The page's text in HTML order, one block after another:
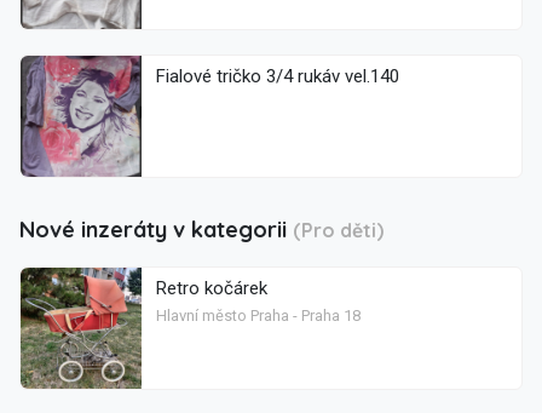
Fialové tričko 3/4 rukáv vel.140
Nové inzeráty v kategorii (Pro děti)
Retro kočárek
Hlavní město Praha - Praha 18